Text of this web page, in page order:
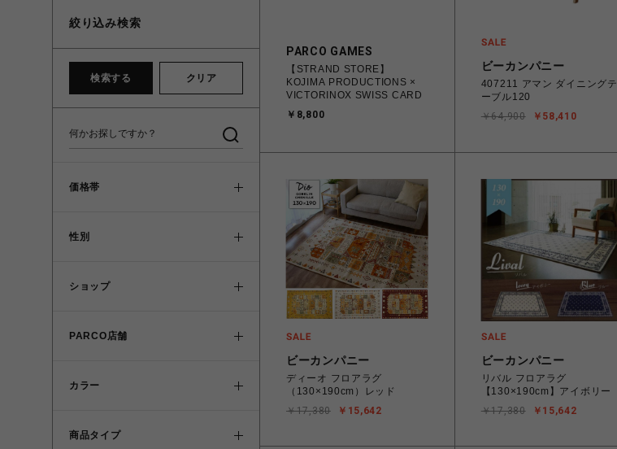
絞り込み検索
検索する クリア
価格帯
性別
ショップ
PARCO店舗
カラー
商品タイプ
PARCO GAMES
【STRAND STORE】
KOJIMA PRODUCTIONS ×
VICTORINOX SWISS CARD
￥8,800
ビーカンパニー
407211 アマン ダイニングテ
ーブル120
￥58,410
￥64,900
ビーカンパニー
ディーオ フロアラグ
（130×190cm）レッド
￥15,642
￥17,380
ビーカンパニー
リバル フロアラグ
【130×190cm】アイボリー
￥15,642
￥17,380